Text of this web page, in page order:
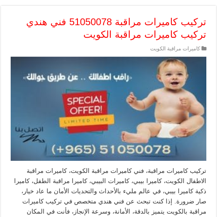
تركيب كاميرات مراقبة 51050078 فني هندي
تركيب كاميرات مراقبة الكويت
كاميرات مراقبة الكويت
تركيب كاميرات مراقبة، فني كاميرات مراقبة الكويت، كاميرات مراقبة
الاطفال الكويت، كاميرا بيبي، كاميرات البيبي، كاميرا مراقبة الطفل، كاميرا
ذكية كاميرا بيبي، في عالم مليء بالأحداث والتحديات الأمان ما عاد خيار،
صار ضرورة. إذا كنت تبحث عن فني هندي متخصص في تركيب كاميرات
مراقبة بالكويت يتميز بالدقة، الأمانة، وسرعة الإنجاز، فأنت في المكان